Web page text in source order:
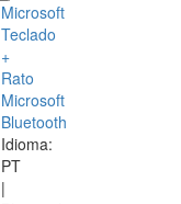
Microsoft
Teclado
+
Rato
Microsoft
Bluetooth
Idioma:
PT
|